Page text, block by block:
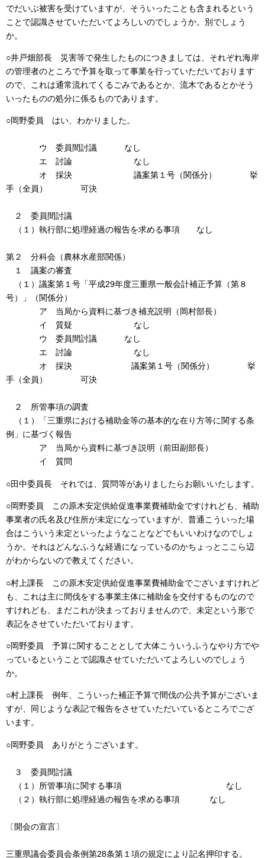
でだいぶ被害を受けていますが、そういったことも含まれるという
ことで認識させていただいてよろしいのでしょうか。別でしょう
か。
○井戸畑部長 災害等で発生したものにつきましては、それぞれ海岸
の管理者のところで予算を取って事業を行っていただいております
ので、これは通常流れてくるごみであるとか、流木であるとかそう
いったものの処分に係るものであります。
○岡野委員 はい、わかりました。
ウ 委員間討議 なし
エ 討論 なし
オ 採決 議案第１号（関係分） 挙
手（全員） 可決
２ 委員間討議
（１）執行部に処理経過の報告を求める事項 なし
第２ 分科会（農林水産部関係）
１ 議案の審査
（１）議案第１号「平成29年度三重県一般会計補正予算（第８
号）」（関係分）
ア 当局から資料に基づき補充説明（岡村部長）
イ 質疑 なし
ウ 委員間討議 なし
エ 討論 なし
オ 採決 議案第１号（関係分） 挙
手（全員） 可決
２ 所管事項の調査
（１）「三重県における補助金等の基本的な在り方等に関する条
例」に基づく報告
ア 当局から資料に基づき説明（前田副部長）
イ 質問
○田中委員長 それでは、質問等がありましたらお願いいたします。
○岡野委員 この原木安定供給促進事業費補助金ですけれども、補助
事業者の氏名及び住所が未定になっていますが、普通こういった場
合はこういう未定といったようなことなどでもいいわけなのでしょ
うか。それはどんなふうな経過になっているのかちょっとここら辺
がわからないので教えてください。
○村上課長 この原木安定供給促進事業費補助金でございますけれど
も、これは主に間伐をする事業主体に補助金を交付するものなので
すけれども、まだこれが決まっておりませんので、未定という形で
表記をさせていただいております。
○岡野委員 予算に関することとして大体こういうふうなやり方でや
っているということで認識させていただいてよろしいのでしょう
か。
○村上課長 例年、こういった補正予算で間伐の公共予算がございま
すが、同じような表記で報告をさせていただいているところでござ
います。
○岡野委員 ありがとうございます。
３ 委員間討議
（１）所管事項に関する事項 なし
（２）執行部に処理経過の報告を求める事項 なし
〔開会の宣言〕
三重県議会委員会条例第28条第１項の規定により記名押印する。